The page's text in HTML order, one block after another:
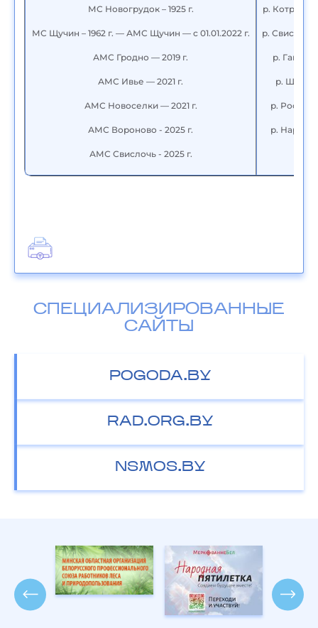
МС Новогрудок – 1925 г.
МС Щучин – 1962 г. — АМС Щучин — с 01.01.2022 г.
АМС Гродно — 2019 г.
АМС Ивье — 2021 г.
АМС Новоселки — 2021 г.
АМС Вороново - 2025 г.
АМС Свислочь - 2025 г.
р. Котра —
р.
р. Гавья
р. Щара
р. Россь
р. Нарев
СПЕЦИАЛИЗИРОВАННЫЕ
САЙТЫ
POGODA.BY
RAD.ORG.BY
NSMOS.BY